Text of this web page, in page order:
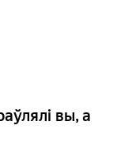
вы, а